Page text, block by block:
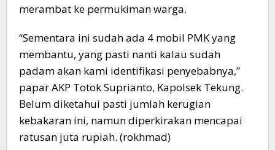
merambat ke permukiman warga.
“Sementara ini sudah ada 4 mobil PMK yang
membantu, yang pasti nanti kalau sudah
padam akan kami identifikasi penyebabnya,”
papar AKP Totok Suprianto, Kapolsek Tekung.
Belum diketahui pasti jumlah kerugian
kebakaran ini, namun diperkirakan mencapai
ratusan juta rupiah. (rokhmad)